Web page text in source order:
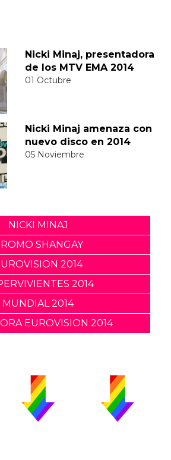
Nicki Minaj, presentadora
de los MTV EMA 2014
01 Octubre
Nicki Minaj amenaza con
nuevo disco en 2014
05 Noviembre
NICKI MINAJ
SHANGAY
2014
2014
MUNDIAL 2014
EUROVISION 2014